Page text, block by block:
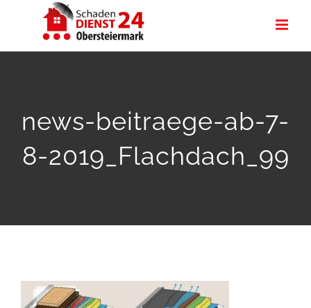
news-beitraege-ab-7-
8-2019_Flachdach_99